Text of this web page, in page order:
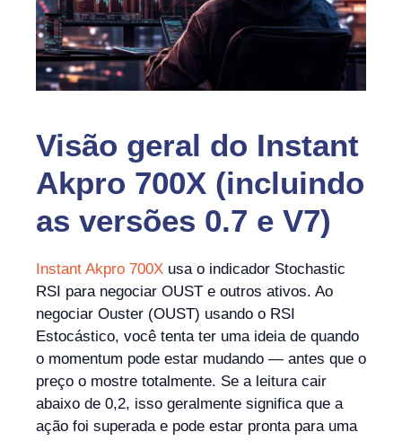
Visão geral do Instant
Akpro 700X (incluindo
as versões 0.7 e V7)
Instant Akpro 700X usa o indicador Stochastic
RSI para negociar OUST e outros ativos. Ao
negociar Ouster (OUST) usando o RSI
Estocástico, você tenta ter uma ideia de quando
o momentum pode estar mudando — antes que o
preço o mostre totalmente. Se a leitura cair
abaixo de 0,2, isso geralmente significa que a
ação foi superada e pode estar pronta para uma